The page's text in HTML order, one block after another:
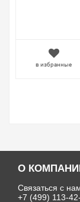
в избранные
О
Связаться с
+7 (499) 113-